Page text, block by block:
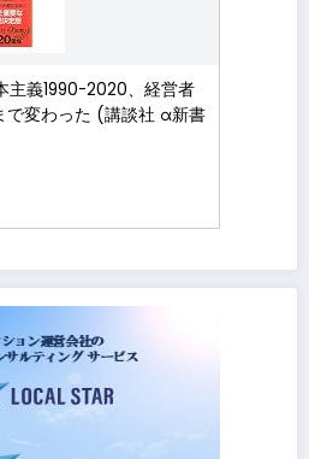
主義1990-2020、経営者
で変わった (講談社 α新書